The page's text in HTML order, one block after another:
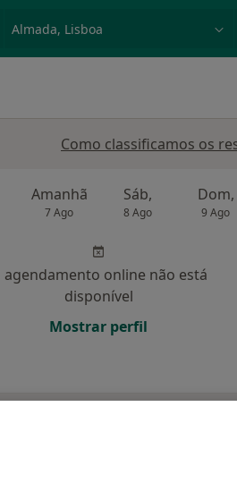
Como classificamos os
Amanhã
7 Ago
Sáb,
8 Ago
Dom,
9 Ago
agendamento online não está
disponível
Mostrar perfil